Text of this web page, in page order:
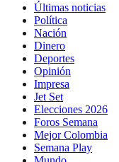
Últimas noticias
Política
Nación
Dinero
Deportes
Opinión
Impresa
Jet Set
Elecciones 2026
Foros Semana
Mejor Colombia
Semana Play